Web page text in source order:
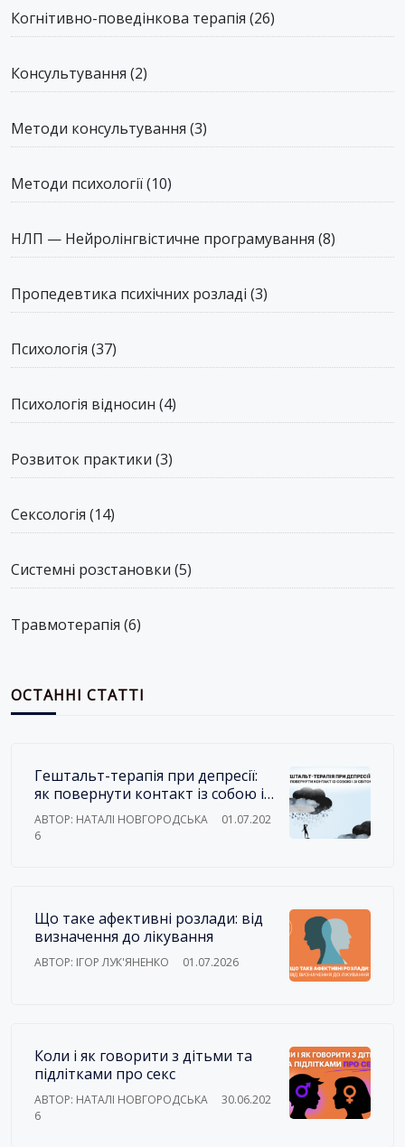
Когнітивно-поведінкова терапія (26)
Консультування (2)
Методи консультування (3)
Методи психології(10)
НЛП — Нейролінгвістичне програмування (8)
Пропедевтика психічних розладі (3)
Психологія (37)
Психологія відносин (4)
Розвиток практики (3)
Сексологія (14)
Системні розстановки (5)
Травмотерапія (6)
ОСТАННІ СТАТТІ
Гештальт-терапія при депресії:
як повернути контакт із собою і
зі світом
АВТОР: НАТАЛІ НОВГОРОДСЬКА
01.07.202
6
Що таке афективні розлади: від
визначення до лікування
АВТОР: ІГОР ЛУК'ЯНЕНКО 01.07.2026
Коли і як говорити з дітьми та
підлітками про секс
АВТОР: НАТАЛІ НОВГОРОДСЬКА
30.06.202
6